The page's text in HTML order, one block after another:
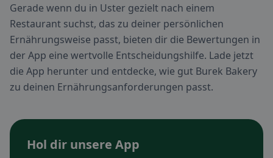
Gerade wenn du in Uster gezielt nach einem
Restaurant suchst, das zu deiner persönlichen
Ernährungsweise passt, bieten dir die Bewertungen in
der App eine wertvolle Entscheidungshilfe. Lade jetzt
die App herunter und entdecke, wie gut Burek Bakery
zu deinen Ernährungsanforderungen passt.
Hol dir unsere App